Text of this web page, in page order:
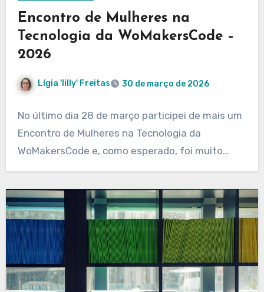
Encontro de Mulheres na
Tecnologia da WoMakersCode –
2026
Lígia 'lilly' Freitas 30 de março de 2026
No último dia 28 de março participei de mais um
Encontro de Mulheres na Tecnologia da
WoMakersCode e, como esperado, foi muito…